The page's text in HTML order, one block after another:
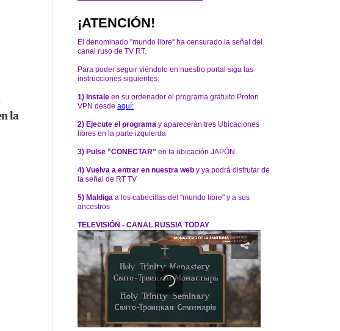
la
¡ATENCIÓN!
El denominado "mundo libre" ha censurado la señal del
canal ruso de TV RT.
Para poder seguir viéndolo en nuestro portal siga las
instrucciones siguientes:
1) Instale en su ordenador el programa gratuito Proton
VPN desde aquí:
2) Ejecute el programa y aparecerán tres Ubicaciones
libres en la parte izquierda
3) Pulse "CONECTAR" en la ubicación JAPÓN
4) Vuelva a entrar en nuestra web y ya podrá disfrutar de
la señal de RT TV
5) Maldiga a los cabecillas del "mundo libre" y a sus
ancestros
TELEVISIÓN - CANAL RUSSIA TODAY